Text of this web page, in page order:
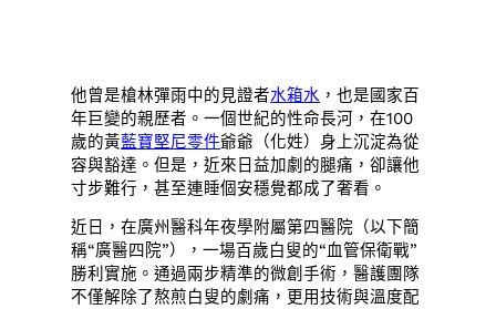
他曾是槍林彈雨中的見證者水箱水 ，也是國家百
年巨變的親歷者。一個世紀的性命長河，在100
歲的黃藍寶堅尼零件爺爺（化姓）身上沉淀為從
容與豁達。但是，近來日益加劇的腿痛，卻讓他
寸步難行，甚至連睡個安穩覺都成了奢看。
近日，在廣州醫科年夜學附屬第四醫院（以下簡
稱“廣醫四院”），一場百歲白叟的“血管保衛戰”
勝利實施。通過兩步精準的微創手術，醫護團隊
不僅解除了熬煎白叟的劇痛，更用技術與溫度配